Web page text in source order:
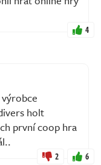
4
holt
první coop hra
2 6